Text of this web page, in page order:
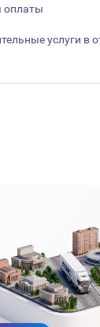
оплаты
услуги в